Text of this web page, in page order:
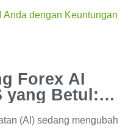
Forex AI
yang Betul:
(AI) sedang mengubah